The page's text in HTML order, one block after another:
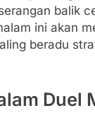
balik
ini akan
beradu
Duel